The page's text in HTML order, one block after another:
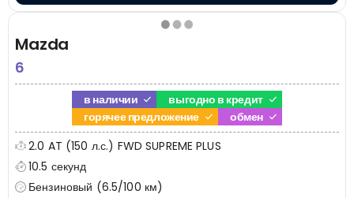
Mazda
6
в наличии
выгодно в кредит
горячее предложение
обмен
2.0 AT (150 л.с.) FWD SUPREME PLUS
10.5 секунд
Бензиновый (6.5/100 км)